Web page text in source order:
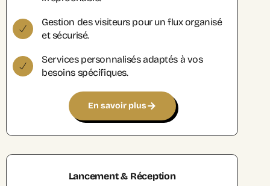
Gestion des visiteurs pour un flux organisé
et sécurisé.
Services personnalisés adaptés à vos
besoins spécifiques.
En savoir plus
Lancement & Réception